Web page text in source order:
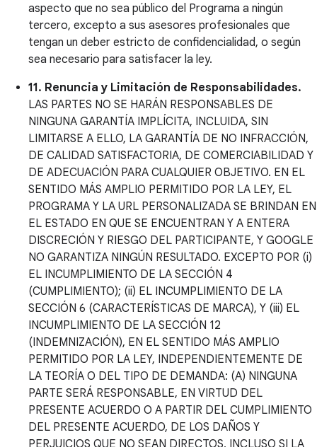
aspecto que no sea público del Programa a ningún
tercero, excepto a sus asesores profesionales que
tengan un deber estricto de confidencialidad, o según
sea necesario para satisfacer la ley.
11. Renuncia y Limitación de Responsabilidades.
LAS PARTES NO SE HARÁN RESPONSABLES DE
NINGUNA GARANTÍA IMPLÍCITA, INCLUIDA, SIN
LIMITARSE A ELLO, LA GARANTÍA DE NO INFRACCIÓN,
DE CALIDAD SATISFACTORIA, DE COMERCIABILIDAD Y
DE ADECUACIÓN PARA CUALQUIER OBJETIVO. EN EL
SENTIDO MÁS AMPLIO PERMITIDO POR LA LEY, EL
PROGRAMA Y LA URL PERSONALIZADA SE BRINDAN EN
EL ESTADO EN QUE SE ENCUENTRAN Y A ENTERA
DISCRECIÓN Y RIESGO DEL PARTICIPANTE, Y GOOGLE
NO GARANTIZA NINGÚN RESULTADO. EXCEPTO POR (i)
EL INCUMPLIMIENTO DE LA SECCIÓN 4
(CUMPLIMIENTO); (ii) EL INCUMPLIMIENTO DE LA
SECCIÓN 6 (CARACTERÍSTICAS DE MARCA), Y (iii) EL
INCUMPLIMIENTO DE LA SECCIÓN 12
(INDEMNIZACIÓN), EN EL SENTIDO MÁS AMPLIO
PERMITIDO POR LA LEY, INDEPENDIENTEMENTE DE
LA TEORÍA O DEL TIPO DE DEMANDA: (A) NINGUNA
PARTE SERÁ RESPONSABLE, EN VIRTUD DEL
PRESENTE ACUERDO O A PARTIR DEL CUMPLIMIENTO
DEL PRESENTE ACUERDO, DE LOS DAÑOS Y